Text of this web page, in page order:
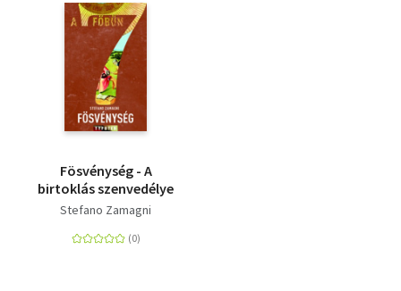
Fösvénység - A
birtoklás szenvedélye
Stefano Zamagni